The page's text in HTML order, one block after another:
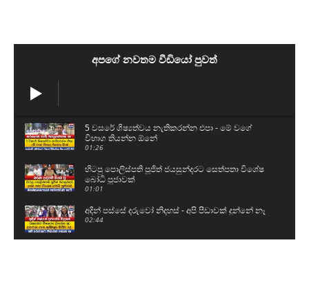
අපගේ නවතම වීඩියෝ පුවත්
5 වසරේ ශිෂ්‍යත්වය නැතිකරන්න එපා - මේ වගේ
විභාග තියන්න ඕනේ
01:26
හිටපු පොලිස්පති පූජිත් ජයසුන්දරට සෙත්පතා විශේෂ
බෝධි පූජාවක්
01:01
අදින් පස්සේ දරුවෝ නිදහස් - අපි පීඩාවක් දුන්නේ නෑ
02:44